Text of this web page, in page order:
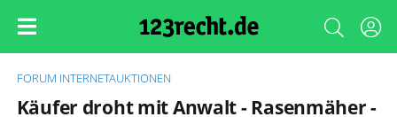
FORUM INTERNETAUKTIONEN
Käufer droht mit Anwalt - Rasenmäher -